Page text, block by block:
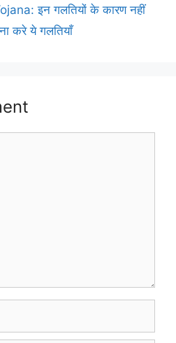
इन गलतियों के कारण नहीं
करे ये गलतियाँ